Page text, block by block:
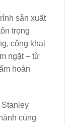
sản xuất
trọng
công khai
ngặt – từ
hoàn
Stanley
cùng